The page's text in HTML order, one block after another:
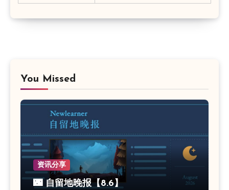
You Missed
资讯分享
🌃 自留地晚报【8.6】